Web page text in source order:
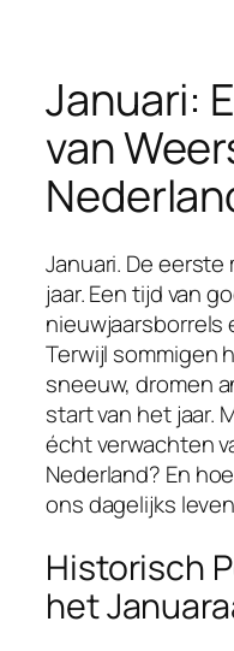
Januari:
van
Januari. De
jaar. Een tijd van
nieuwjaarsborrels
Terwijl sommigen
sneeuw, dromen
start van het jaar.
écht verwachten
Nederland? En
ons dagelijks
Historisch
het